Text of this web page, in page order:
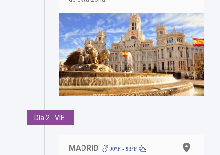
Día 2 - VIE.
MADRID 90ºF - 93ºF